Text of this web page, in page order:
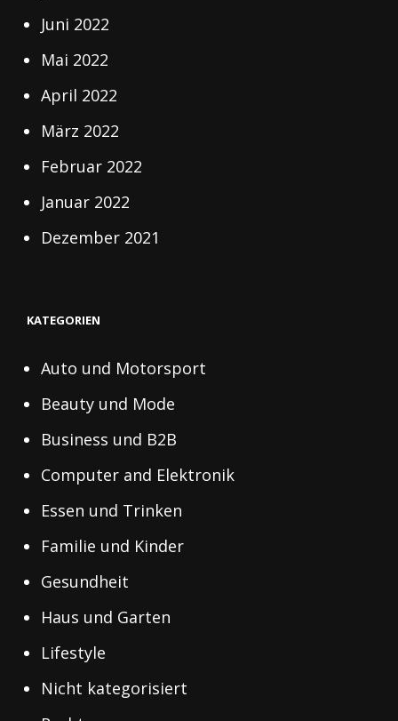
Juni 2022
Mai 2022
April 2022
März 2022
Februar 2022
Januar 2022
Dezember 2021
KATEGORIEN
Auto und Motorsport
Beauty und Mode
Business und B2B
Computer and Elektronik
Essen und Trinken
Familie und Kinder
Gesundheit
Haus und Garten
Lifestyle
Nicht kategorisiert